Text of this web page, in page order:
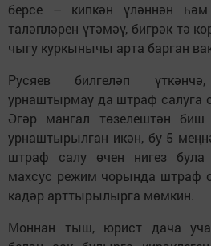
берсе – кипкән үләннән һәм
таләпләрен үтәмәү, бигрәк тә
чыгу куркынычы арта барган
Русяев билгеләп
урнаштырмау да штраф салуга
Әгәр мангал төзелештән
урнаштырылган икән, бу 5
штраф салу өчен нигез
махсус режим чорында штраф
кадәр арттырылырга мөмкин.
Моннан тыш, юрист дача